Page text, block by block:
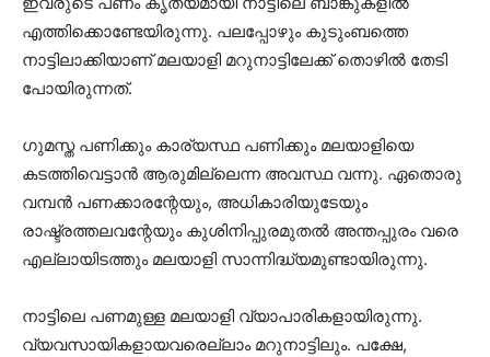
എത്തിക്കൊണ്ടേയിരുന്നു. പലപ്പോഴും കുടുംബത്തെ
നാട്ടിലാക്കിയാണ് മലയാളി മറുനാട്ടിലേക്ക് തൊഴില്‍ തേടി
പോയിരുന്നത്.
ഗുമസ്ത പണിക്കും കാര്യസ്ഥ പണിക്കും മലയാളിയെ
കടത്തിവെട്ടാന്‍ ആരുമില്ലെന്ന അവസ്ഥ വന്നു. ഏതൊരു
വമ്പന്‍ പണക്കാരന്റേയും, അധികാരിയുടേയും
രാഷ്ട്രത്തലവന്റേയും കുശിനിപ്പുരമുതല്‍ അന്തപ്പുരം വരെ
എല്ലായിടത്തും മലയാളി സാന്നിദ്ധ്യമുണ്ടായിരുന്നു.
നാട്ടിലെ പണമുള്ള മലയാളി വ്യാപാരികളായിരുന്നു.
വ്യവസായികളായവരെല്ലാം മറുനാട്ടിലും. പക്ഷേ,